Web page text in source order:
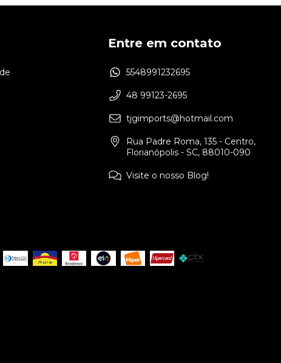
Entre em contato
5548991232695
48 99123-2695
tjgimports@hotmail.com
Rua Padre Roma, 135 - Centro,
Florianópolis - SC, 88010-090
Visite o nosso Blog!